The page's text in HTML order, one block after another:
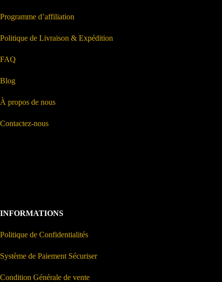
Programme d’affiliation
Politique de Livraison & Expédition
FAQ
Blog
À propos de nous
Contactez-nous
INFORMATIONS
Politique de Confidentialités
Système de Paiement Sécuriser
Condition Générale de vente